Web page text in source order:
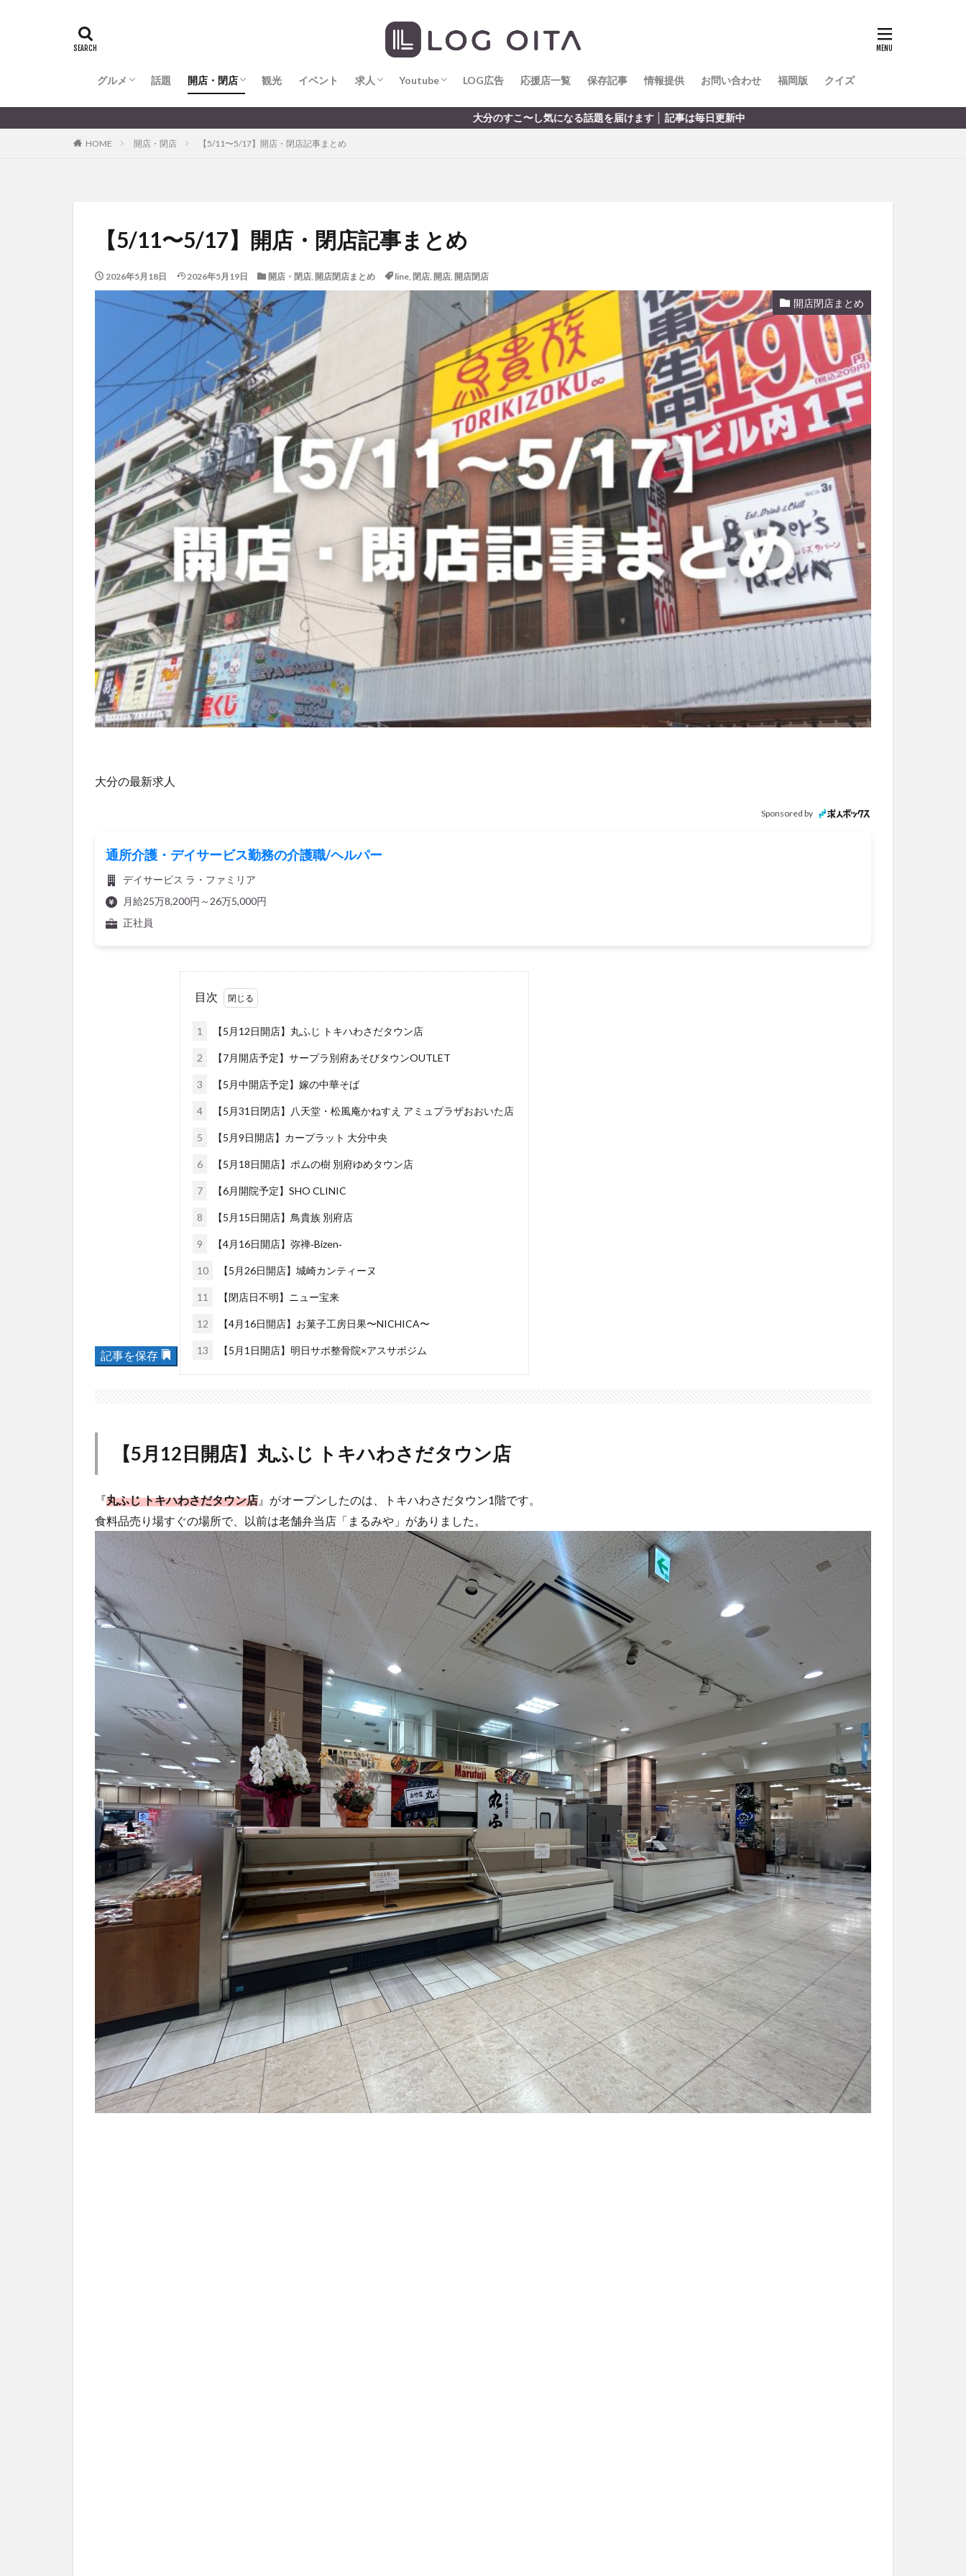
グルメ
全てのグルメ
大分市ランチ
大分市ディナー
大分カフェ
大分スイーツ
別府市ランチ
別府カフェ
別府ディナー
竹田ランチ
日出町ランチ
話題 開店・閉店
開店・閉店
大分の開店・閉店まとめ
観光 イベント 求人
求人
LOG OITA求人のメリット
Youtube
Youtube
LOG OITA YouTubeチャンネル
LOG広告 応援店一覧 保存記事 情報提供 お問い合わせ 福岡版 クイズ
大分のすこ〜し気になる話題を届けます │ 記事は毎日更新中
HOME 開店・閉店 【5/11〜5/17】開店・閉店記事まとめ
【5/11〜5/17】開店・閉店記事まとめ
2026年5月18日 2026年5月19日 開店・閉店, 開店閉店まとめ line, 閉店, 開店, 開店閉店
開店閉店まとめ
大分の最新求人
Sponsored by
通所介護・デイサービス勤務の介護職/ヘルパー
デイサービス ラ・ファミリア
月給25万8,200円～26万5,000円
正社員
記事を保存
目次
1 【5月12日開店】丸ふじ トキハわさだタウン店
2 【7月開店予定】サープラ別府あそびタウンOUTLET
3 【5月中開店予定】嫁の中華そば
4 【5月31日閉店】八天堂・松風庵かねすえ アミュプラザおおいた店
5 【5月9日開店】カープラット 大分中央
6 【5月18日開店】ポムの樹 別府ゆめタウン店
7 【6月開院予定】SHO CLINIC
8 【5月15日開店】鳥貴族 別府店
9 【4月16日開店】弥禅‐Bizen‐
10 【5月26日開店】城崎カンティーヌ
11 【閉店日不明】ニュー宝来
12 【4月16日開店】お菓子工房日果〜NICHICA〜
13 【5月1日開店】明日サポ整骨院×アスサポジム
【5月12日開店】丸ふじ トキハわさだタウン店
『丸ふじ トキハわさだタウン店 』がオープンしたのは、トキハわさだタウン1階です。
食料品売り場すぐの場所で、以前は老舗弁当店「まるみや」がありました。
うみたまご おでかけ お土産
ねとらぼ
むし湯
わさだタウン わったん アイススケート アウトドア
アサイーボウル
ウクライナ オープン カフェ
キャンプ
グルメ
コストコ
パン
パーク パークプレイス大分 ビアガーデン
プレミアム商品券
プロレス ヘルシー ペスカトーレ
ミヤマキリシマ
ラクテンチ ラバーダック ランチ
リンクスクエア
レンタサイクル 中央町 中津市 中華料理 九重町
休業
佐伯市
佐伯市ランチ 保護猫 催事 公園 初詣
別府
別府市
別府観光 古物 古着 台湾料理 和定食 和菓子
和食
国東市
地獄めぐり 城島高原パーク 壁画 夏祭り 外貨両替機
大分みなと祭り
大分グルメ
大分スイーツ 大分ランチ 大分三好ヴァイセアドラー 大分市
大分市美術館
大分県
大分県立美術館 大分空港 大分駅 大分駅近く 大神ファーム
大谷翔平選手
姫島村
子ども教室 子ども服 子育て 宇佐市 居酒屋
平和市民公園能楽堂
庄内町カフェ
府内 投票 挾間町 新幹線 新店 日出 日出町 日田市
昆虫食
明豊
書店 期間限定 本 津久見市 海開き 温泉 湧水
湯布院
滝
漢方 炭火焼き 焼き菓子 犬 玖珠郡 由布市 由布院 甲子園
石仏
磨崖仏
神社 祭り 秋 竹田 竹田市 竹田市ディナー
紅葉
絵本
自動販売機 自転車 臼杵市 舞台 芋 花火 茶碗蒸し 蕎麦
虹
衆議院選挙
観光 観光スポット 話題 豊後大野 豊後大野市
豊後高田市
車 農業文化公園 道の駅 鉄道ジオラマ 閉店 閉院 開店
開店閉店
開店閉店まとめ
韓国料理 飛行機 飲み物 鰻